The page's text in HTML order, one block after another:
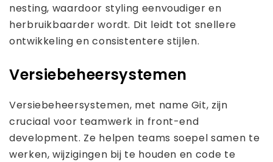
nesting, waardoor styling eenvoudiger en
herbruikbaarder wordt. Dit leidt tot snellere
ontwikkeling en consistentere stijlen.
Versiebeheersystemen
Versiebeheersystemen, met name Git, zijn
cruciaal voor teamwerk in front-end
development. Ze helpen teams soepel samen te
werken, wijzigingen bij te houden en code te